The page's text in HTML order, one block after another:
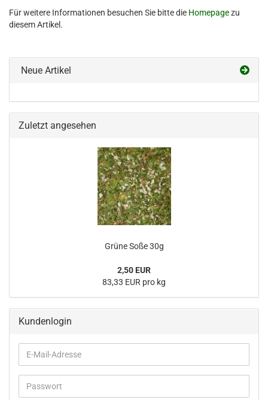
Für weitere Informationen besuchen Sie bitte die Homepagezu
diesem Artikel.
Neue Artikel
Zuletzt angesehen
Grüne Soße 30g
2,50 EUR
83,33 EUR pro kg
Kundenlogin
E-
Mail-
Adresse
Passwort